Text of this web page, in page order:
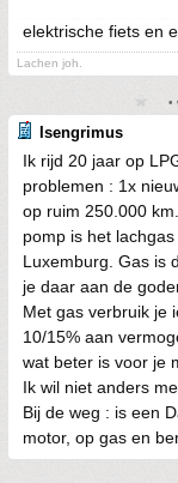
elektrische fiets en
Lachen joh.
•
Isengrimus
Ik rijd 20 jaar op
problemen : 1x
op ruim 250.000
pomp is het
Luxemburg. Gas is
je daar aan de
Met gas verbruik je
10/15% aan
wat beter is voor je
Ik wil niet anders
Bij de weg : is een
motor, op gas en